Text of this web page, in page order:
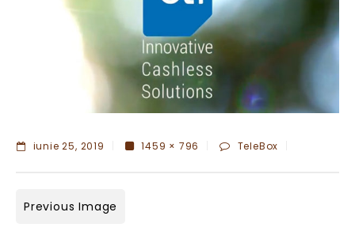
iunie 25, 2019 1459 × 796 TeleBox
Previous Image